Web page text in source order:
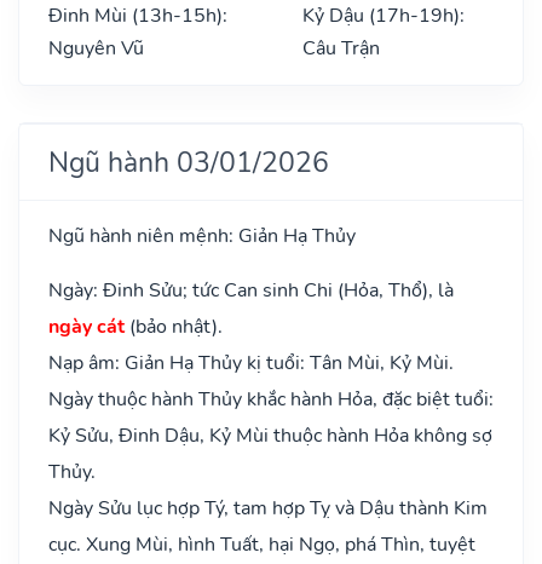
Đinh Mùi (13h-15h):
Nguyên Vũ
Kỷ Dậu (17h-19h):
Câu Trận
Ngũ hành 03/01/2026
Ngũ hành niên mệnh: Giản Hạ Thủy
Ngày: Đinh Sửu; tức Can sinh Chi (Hỏa, Thổ), là
ngày cát(bảo nhật).
Nạp âm: Giản Hạ Thủy kị tuổi: Tân Mùi, Kỷ Mùi.
Ngày thuộc hành Thủy khắc hành Hỏa, đặc biệt tuổi:
Kỷ Sửu, Đinh Dậu, Kỷ Mùi thuộc hành Hỏa không sợ
Thủy.
Ngày Sửu lục hợp Tý, tam hợp Tỵ và Dậu thành Kim
cục. Xung Mùi, hình Tuất, hại Ngọ, phá Thìn, tuyệt